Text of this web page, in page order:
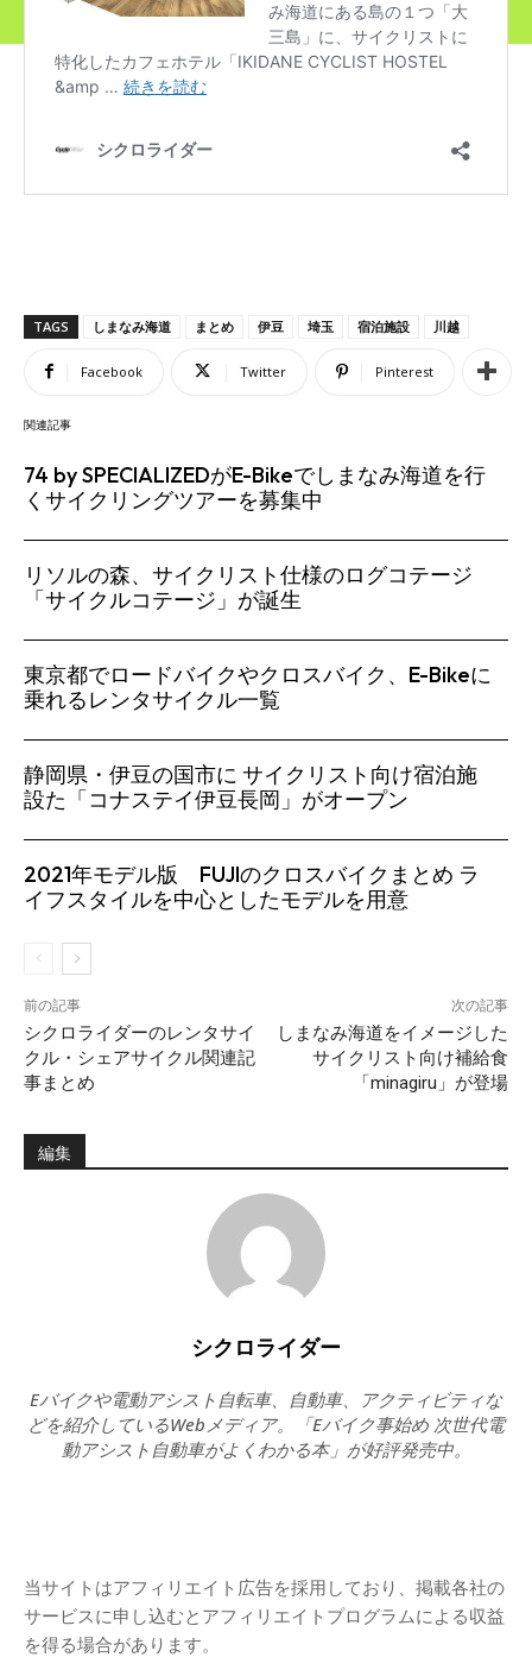
TAGS しまなみ海道 まとめ 伊豆 埼玉 宿泊施設 川越
Facebook Twitter Pinterest
関連記事
74 by SPECIALIZEDがE-Bikeでしまなみ海道を行
くサイクリングツアーを募集中
リソルの森、サイクリスト仕様のログコテージ
「サイクルコテージ」が誕生
東京都でロードバイクやクロスバイク、E-Bikeに
乗れるレンタサイクル一覧
静岡県・伊豆の国市に サイクリスト向け宿泊施
設た「コナステイ伊豆長岡」がオープン
2021年モデル版 FUJIのクロスバイクまとめ ラ
イフスタイルを中心としたモデルを用意
前の記事
シクロライダーのレンタサイ
クル・シェアサイクル関連記
事まとめ
次の記事
しまなみ海道をイメージした
サイクリスト向け補給食
「minagiru」が登場
編集
シクロライダー
Eバイクや電動アシスト自転車、自動車、アクティビティな
どを紹介しているWebメディア。「Eバイク事始め 次世代電
動アシスト自動車がよくわかる本」が好評発売中。
当サイトはアフィリエイト広告を採用しており、掲載各社の
サービスに申し込むとアフィリエイトプログラムによる収益
を得る場合があります。